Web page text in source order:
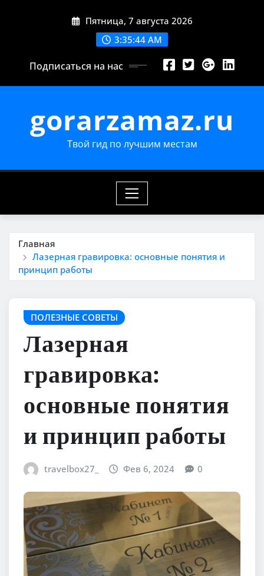
Пятница, 7 августа 2026
3:35:45 AM
Подписаться на нас
gorarzamaz.ru
Твой гид по лучшим местам
Главная
Лазерная гравировка: основные понятия и
принцип работы
ПОЛЕЗНЫЕ СОВЕТЫ
Лазерная
гравировка:
основные понятия
и принцип работы
travelbox27_ Фев 6, 2024 0